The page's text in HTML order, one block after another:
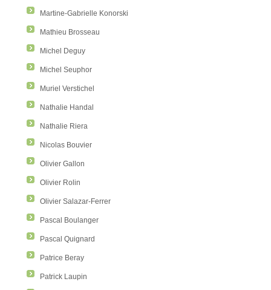
Martine-Gabrielle Konorski
Mathieu Brosseau
Michel Deguy
Michel Seuphor
Muriel Verstichel
Nathalie Handal
Nathalie Riera
Nicolas Bouvier
Olivier Gallon
Olivier Rolin
Olivier Salazar-Ferrer
Pascal Boulanger
Pascal Quignard
Patrice Beray
Patrick Laupin